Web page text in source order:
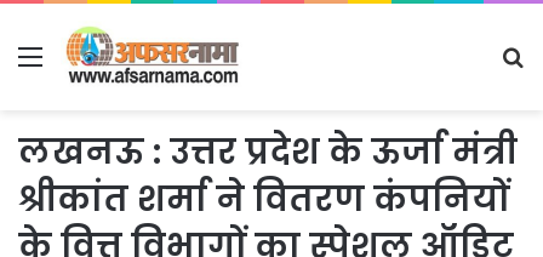
Menu
लखनऊ : उत्तर प्रदेश के ऊर्जा मंत्री
श्रीकांत शर्मा ने वितरण कंपनियों
के वित्त विभागों का स्पेशल ऑडिट